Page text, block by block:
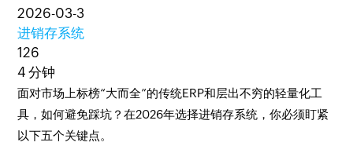
2026-03-3
进销存系统
126
4 分钟
面对市场上标榜“大而全”的传统ERP和层出不穷的轻量化工
具，如何避免踩坑？在2026年选择进销存系统，你必须盯紧
以下五个关键点。